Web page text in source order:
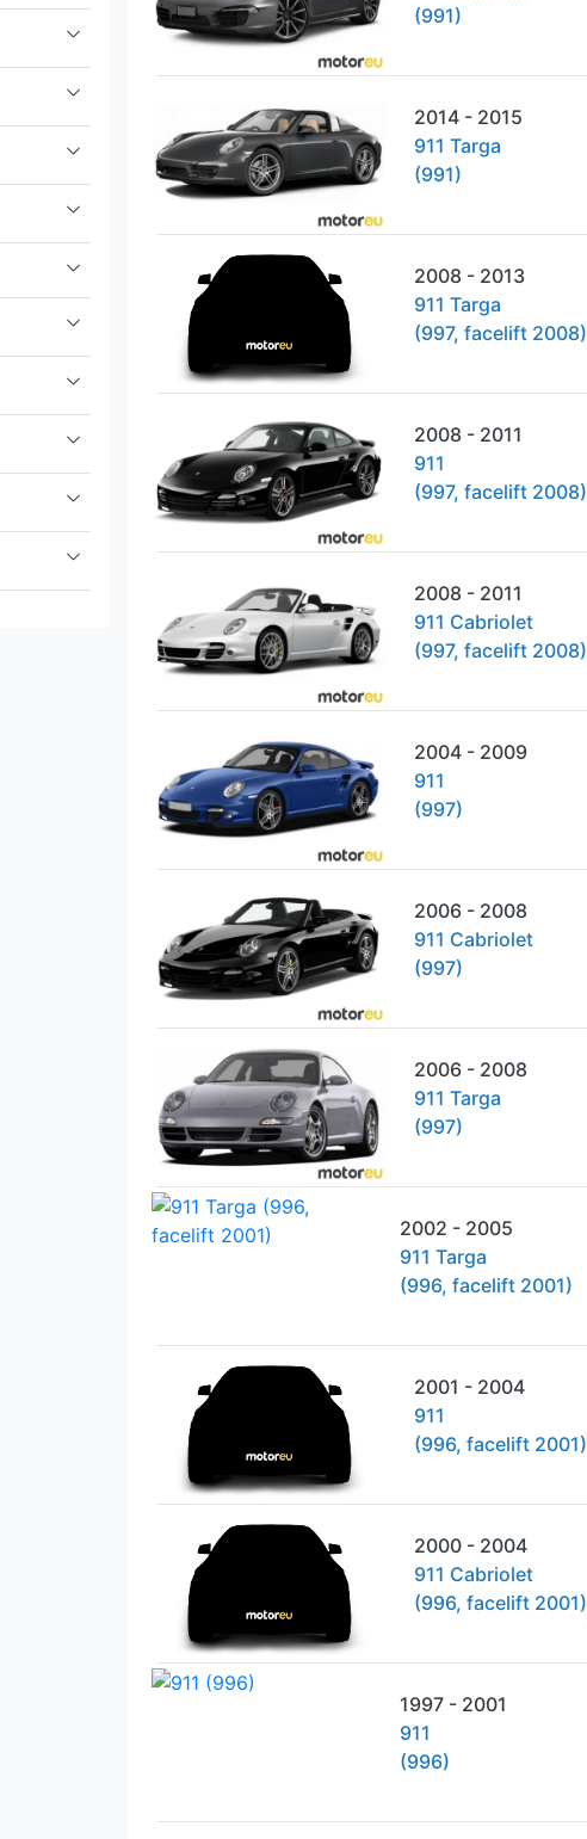
(991)
2014 - 2015
911 Targa
(991)
2008 - 2013
911 Targa
(997, facelift 2008)
2008 - 2011
911
(997, facelift 2008)
2008 - 2011
911 Cabriolet
(997, facelift 2008)
2004 - 2009
911
(997)
2006 - 2008
911 Cabriolet
(997)
2006 - 2008
911 Targa
(997)
2002 - 2005
911 Targa
(996, facelift 2001)
2001 - 2004
911
(996, facelift 2001)
2000 - 2004
911 Cabriolet
(996, facelift 2001)
1997 - 2001
911
(996)